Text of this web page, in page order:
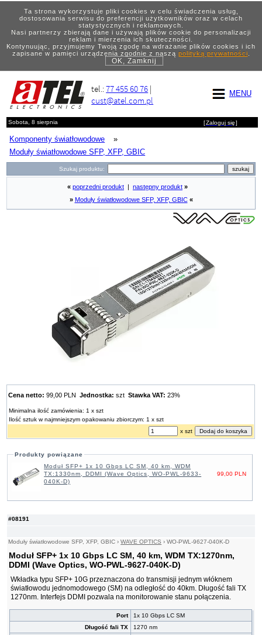
Ta strona wykorzystuje pliki cookies w celu świadczenia usług,
dostosowania serwisu do preferencji użytkowników oraz w celach
statystycznych i reklamowych.
Nasi partnerzy zbierają dane i używają plików cookie do personalizacji
reklam i mierzenia ich skuteczności.
Kontynuując, przyjmujemy Twoją zgodę na wdrażanie plików cookies i ich
zapisane w pamięci urządzenia zgodnie z naszą polityką prywatności.
OK, Zamknij
MENU
tel.:77 455 60 76 |
cust@atel.com.pl
Sobota, 8 sierpnia [Zaloguj się]
Komponenty światłowodowe
»
Moduły światłowodowe SFP, XFP, GBIC
Szukaj produktu:
#08191
Moduły światłowodowe SFP, XFP, GBIC ›WAVE OPTICS ›WO-PWL-9627-040K-D
Moduł SFP+ 1x 10 Gbps LC SM, 40 km, WDM TX:1270nm,
DDMI (Wave Optics, WO-PWL-9627-040K-D)
Wkładka typu SFP+ 10G przeznaczona do transmisji jednym włóknem
światłowodu jednomodowego (SM) na odległość do 40km. Długość fali TX
1270nm. Interfejs DDMI pozwala na monitorowanie stanu połączenia.
Port
1x 10 Gbps LC SM
Długość fali TX
1270 nm
« poprzedni produkt następny produkt »
» Moduły światłowodowe SFP, XFP, GBIC «
Cena netto: 99,00 PLNJednostka: sztStawka VAT: 23%
Minimalna ilość zamówienia: 1 x szt
Ilość sztuk w najmniejszym opakowaniu zbiorczym: 1 x szt
x szt
Produkty powiązane
99,00 PLN
Moduł SFP+ 1x 10 Gbps LC SM, 40 km, WDM
TX:1330nm, DDMI (Wave Optics, WO-PWL-9633-
040K-D)